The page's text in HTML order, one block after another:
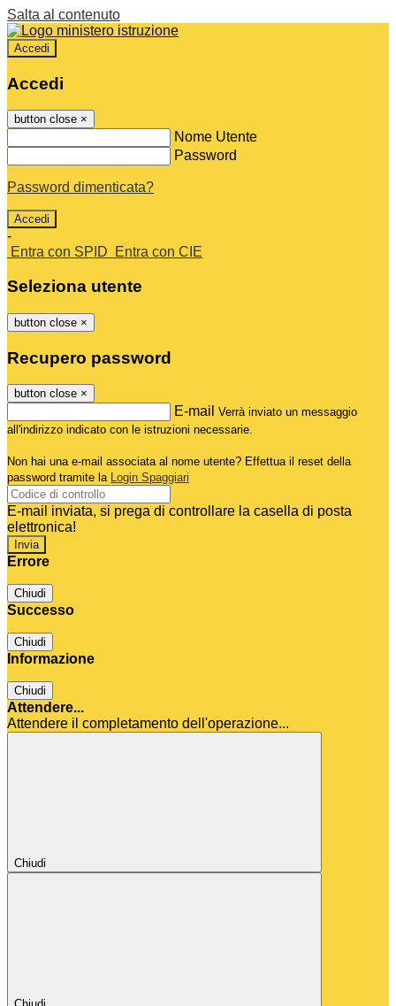
Salta al contenuto
Accedi
Accedi
button close ×
Nome Utente
Password
Password dimenticata?
-
Entra con SPID
Entra con CIE
Seleziona utente
button close ×
Recupero password
button close ×
E-mail Verrà inviato un messaggio
all'indirizzo indicato con le istruzioni necessarie.
Non hai una e-mail associata al nome utente? Effettua il reset della
password tramite la Login Spaggiari
E-mail inviata, si prega di controllare la casella di posta
elettronica!
Errore
Chiudi
Successo
Chiudi
Informazione
Chiudi
Attendere...
Attendere il completamento dell'operazione...
Chiudi